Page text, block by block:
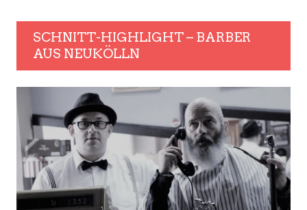
SCHNITT-HIGHLIGHT – BARBER
AUS NEUKÖLLN